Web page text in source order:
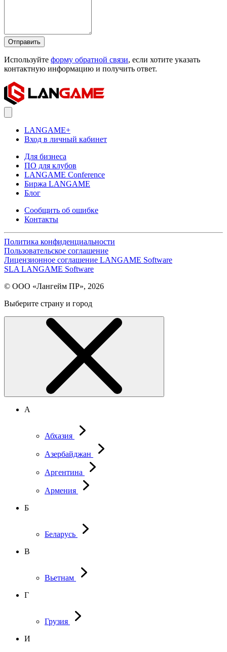
Отправить
Используйте форму обратной связи, если хотите указать
контактную информацию и получить ответ.
LANGAME+
Вход в личный кабинет
Для бизнеса
ПО для клубов
LANGAME Conference
Биржа LANGAME
Блог
Сообщить об ошибке
Контакты
Политика конфиденциальности
Пользовательское соглашение
Лицензионное соглашение LANGAME Software
SLA LANGAME Software
© ООО «Лангейм ПР», 2026
Выберите страну и город
А
Абхазия
Азербайджан
Аргентина
Армения
Б
Беларусь
В
Вьетнам
Г
Грузия
И